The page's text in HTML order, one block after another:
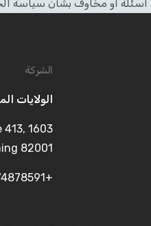
أسئلة أو مخاوف بشأن سياسة
الشركة
الولايات
413,
82001.
+13074878591